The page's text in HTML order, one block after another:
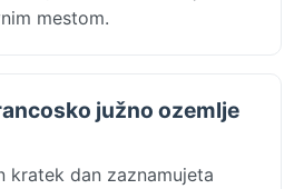
mestom.
južno ozemlje
kratek dan zaznamujeta